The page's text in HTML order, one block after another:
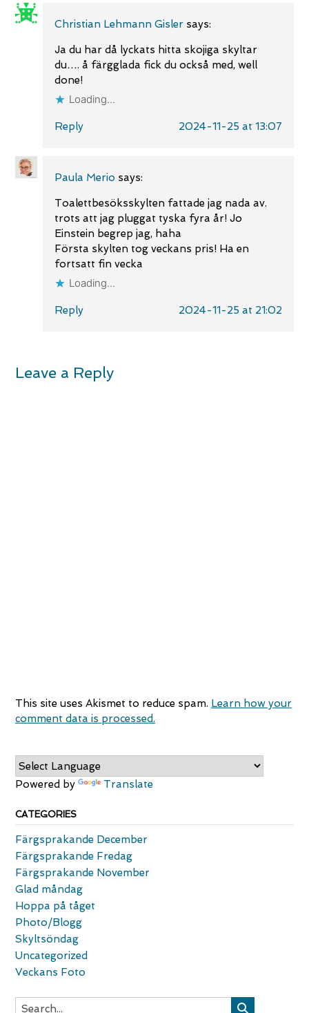
Christian Lehmann Gisler says:
Ja du har då lyckats hitta skojiga skyltar
du…. å färgglada fick du också med, well
done!
Loading...
Reply 2024-11-25 at 13:07
Paula Merio says:
Toalettbesöksskylten fattade jag nada av.
trots att jag pluggat tyska fyra år! Jo
Einstein begrep jag, haha
Första skylten tog veckans pris! Ha en
fortsatt fin vecka
Loading...
Reply 2024-11-25 at 21:02
Leave a Reply
This site uses Akismet to reduce spam. Learn how your
comment data is processed.
Powered by Translate
CATEGORIES
Färgsprakande December
Färgsprakande Fredag
Färgsprakande November
Glad måndag
Hoppa på tåget
Photo/Blogg
Skyltsöndag
Uncategorized
Veckans Foto